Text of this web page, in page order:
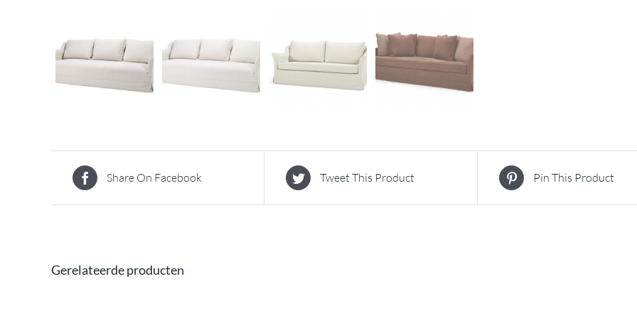
Share On Facebook Tweet This Product Pin This Product
Gerelateerde producten